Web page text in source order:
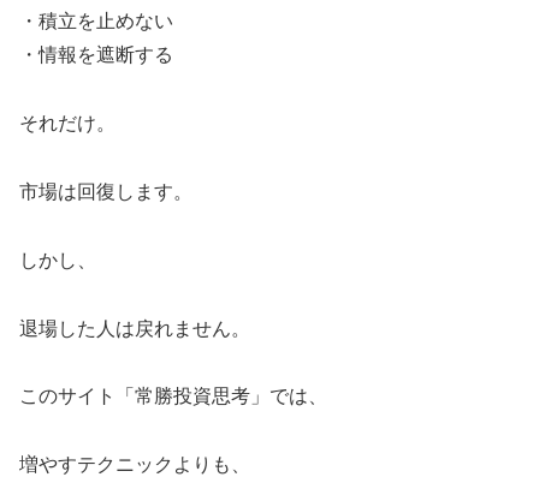
・積立を止めない
・情報を遮断する
それだけ。
市場は回復します。
しかし、
退場した人は戻れません。
このサイト「常勝投資思考」では、
増やすテクニックよりも、